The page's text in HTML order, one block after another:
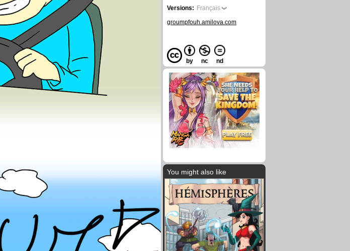
Versions: Français
groumpfouh.amilova.com
by nc nd
You might also like